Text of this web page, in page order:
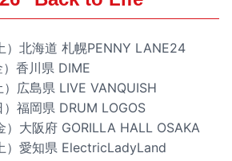
北海道 札幌PENNY LANE24
香川県 DIME
広島県 LIVE VANQUISH
福岡県 DRUM LOGOS
大阪府 GORILLA HALL OSAKA
）愛知県 ElectricLadyLand